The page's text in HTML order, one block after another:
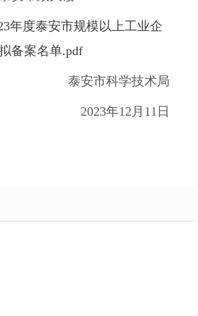
年度泰安市规模以上工业企
备案名单.pdf
泰安市科学技术局
2023年12月11日